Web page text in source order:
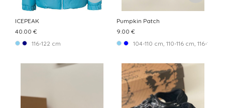
ICEPEAK
40.00 €
116-122 cm
Pumpkin Patch
9.00 €
104-110 cm, 110-116 cm, 116-122